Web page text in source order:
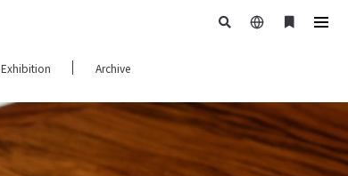
日
ブ
ー
ク
Exhibition Archive